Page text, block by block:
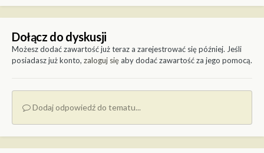
Dołącz do dyskusji
Możesz dodać zawartość już teraz a zarejestrować się później. Jeśli
posiadasz już konto, zaloguj sięaby dodać zawartość za jego pomocą.
Dodaj odpowiedź do tematu...